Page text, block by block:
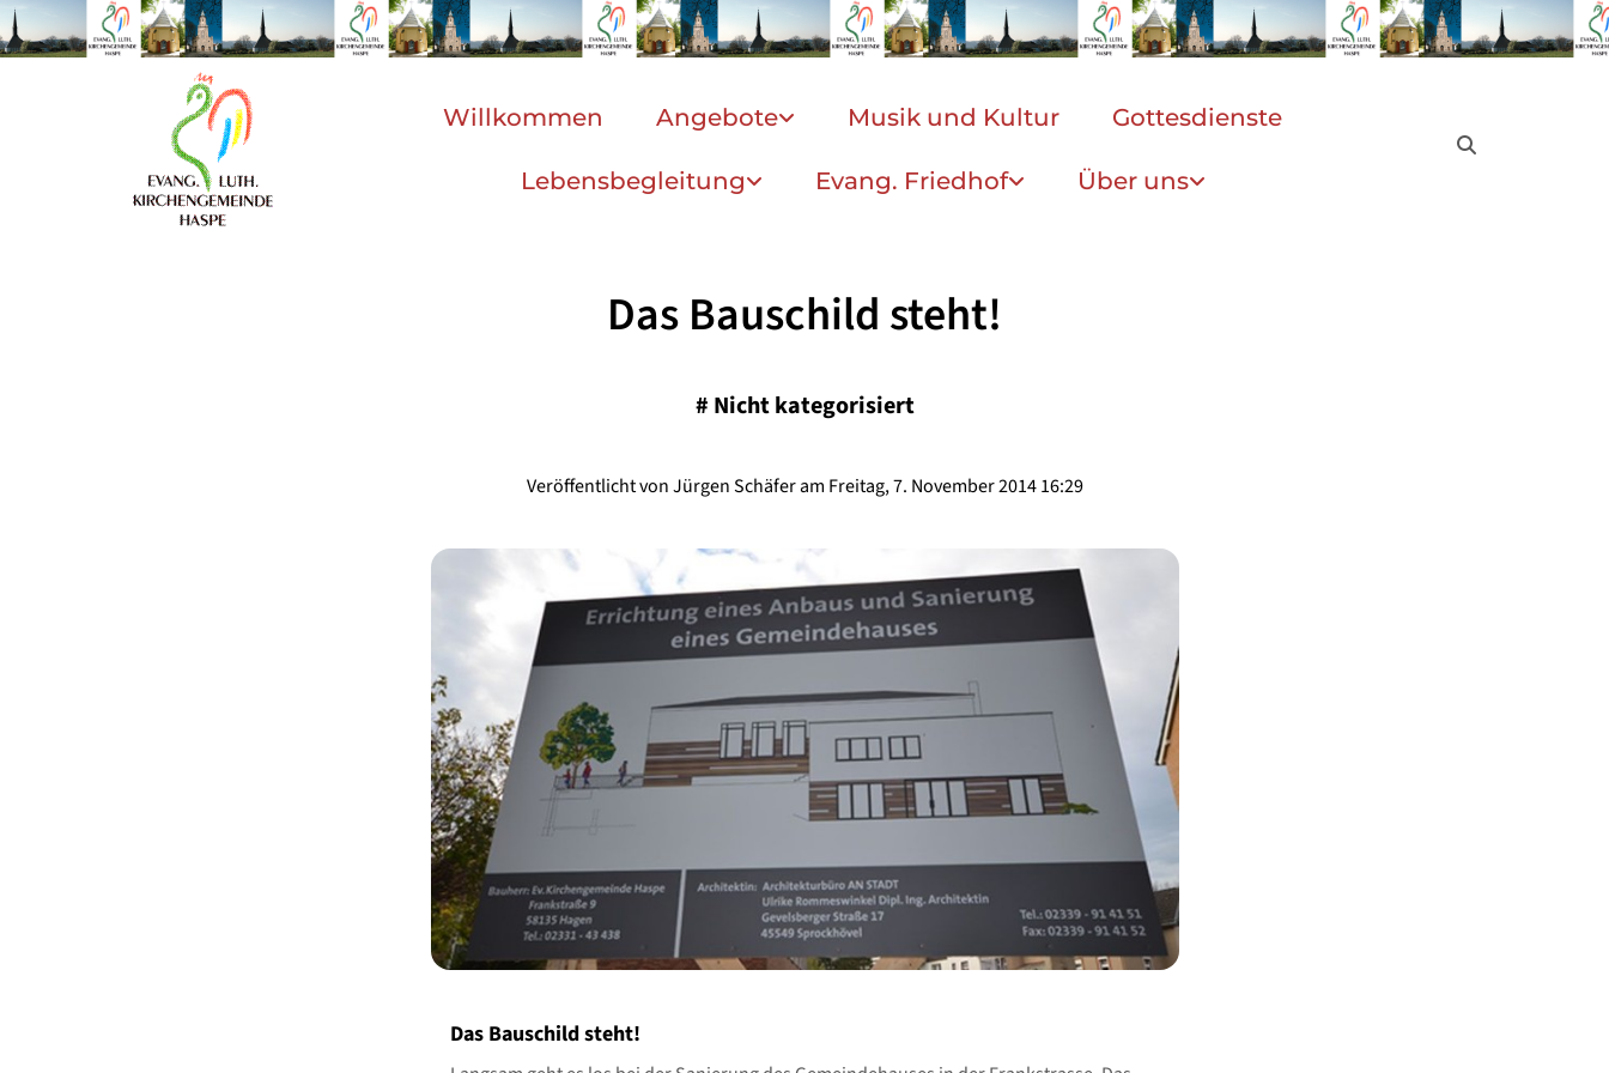
Willkommen Angebote Musik und Kultur Gottesdienste
Lebensbegleitung Evang. Friedhof Über uns
Das Bauschild steht!
# Nicht kategorisiert
Veröffentlicht von Jürgen Schäfer am Freitag, 7. November 2014 16:29
Das Bauschild steht!